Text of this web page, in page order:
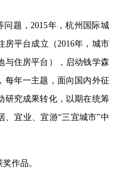
问题，2015年，杭州国际城
房平台成立（2016年，城市
与住房平台），启动钱学森
每年一主题，面向国内外征
研究成果转化，以期在统筹
、宜业、宜游“三宜城市”中
作品。